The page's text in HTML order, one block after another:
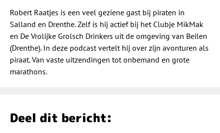
Robert Raatjes is een veel geziene gast bij piraten in
Salland en Drenthe. Zelf is hij actief bij het Clubje MikMak
en De Vrolijke Grolsch Drinkers uit de omgeving van Beilen
(Drenthe). In deze podcast vertelt hij over zijn avonturen als
piraat. Van vaste uitzendingen tot onbemand en grote
marathons.
Deel dit bericht: